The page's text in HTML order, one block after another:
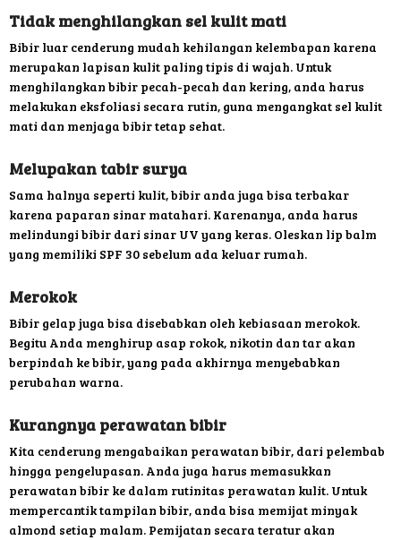
Tidak menghilangkan sel kulit mati
Bibir luar cenderung mudah kehilangan kelembapan karena
merupakan lapisan kulit paling tipis di wajah. Untuk
menghilangkan bibir pecah-pecah dan kering, anda harus
melakukan eksfoliasi secara rutin, guna mengangkat sel kulit
mati dan menjaga bibir tetap sehat.
Melupakan tabir surya
Sama halnya seperti kulit, bibir anda juga bisa terbakar
karena paparan sinar matahari. Karenanya, anda harus
melindungi bibir dari sinar UV yang keras. Oleskan lip balm
yang memiliki SPF 30 sebelum ada keluar rumah.
Merokok
Bibir gelap juga bisa disebabkan oleh kebiasaan merokok.
Begitu Anda menghirup asap rokok, nikotin dan tar akan
berpindah ke bibir, yang pada akhirnya menyebabkan
perubahan warna.
Kurangnya perawatan bibir
Kita cenderung mengabaikan perawatan bibir, dari pelembab
hingga pengelupasan. Anda juga harus memasukkan
perawatan bibir ke dalam rutinitas perawatan kulit. Untuk
mempercantik tampilan bibir, anda bisa memijat minyak
almond setiap malam. Pemijatan secara teratur akan